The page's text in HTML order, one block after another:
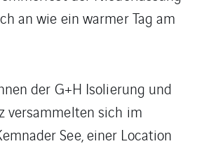
an wie ein warmer Tag am
der G+H Isolierung und
versammelten sich im
See, einer Location